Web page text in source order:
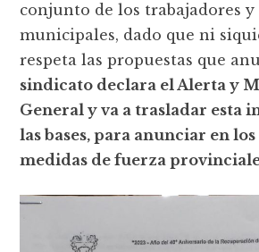
conjunto de los trabajadores y
municipales, dado que ni
respeta las propuestas que
sindicato declara el Alerta y
General y va a trasladar esta
las bases, para anunciar en
medidas de fuerza